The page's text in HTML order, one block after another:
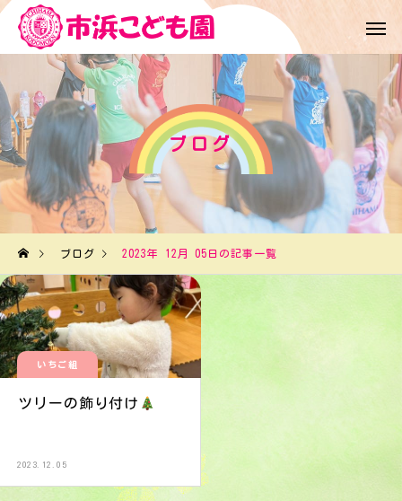
ブログ
ブログ 2023年 12月 05日の記事一覧
いちご組
ツリーの飾り付け
2023.12.05